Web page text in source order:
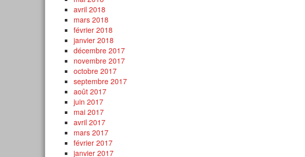
avril 2018
mars 2018
février 2018
janvier 2018
décembre 2017
novembre 2017
octobre 2017
septembre 2017
août 2017
juin 2017
mai 2017
avril 2017
mars 2017
février 2017
janvier 2017